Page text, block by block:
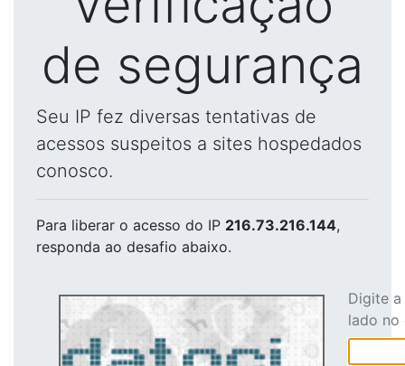
de segurança
Seu IP fez diversas tentativas de
acessos suspeitos a sites hospedados
conosco.
Para liberar o acesso do IP 216.73.216.144,
responda ao desafio abaixo.
Digite
lado no